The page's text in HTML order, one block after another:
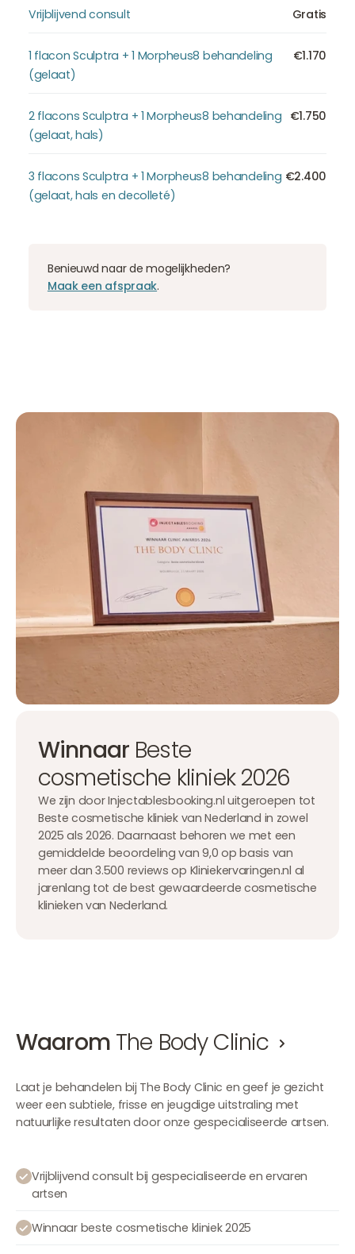
Vrijblijvend consult Gratis
1 flacon Sculptra + 1 Morpheus8 behandeling
(gelaat)
€1.170
2 flacons Sculptra + 1 Morpheus8 behandeling
(gelaat, hals)
€1.750
3 flacons Sculptra + 1 Morpheus8 behandeling
(gelaat, hals en decolleté)
€2.400
Benieuwd naar de mogelijkheden?
Maak een afspraak.
Winnaar Beste
cosmetische kliniek 2026
We zijn door Injectablesbooking.nl uitgeroepen tot
Beste cosmetische kliniek van Nederland in zowel
2025 als 2026. Daarnaast behoren we met een
gemiddelde beoordeling van 9,0 op basis van
meer dan 3.500 reviews op Kliniekervaringen.nl al
jarenlang tot de best gewaardeerde cosmetische
klinieken van Nederland.
WaaromThe Body Clinic
Laat je behandelen bij The Body Clinic en geef je gezicht
weer een subtiele, frisse en jeugdige uitstraling met
natuurlijke resultaten door onze gespecialiseerde artsen.
Vrijblijvend consult bij gespecialiseerde en ervaren
artsen
Winnaar beste cosmetische kliniek 2025